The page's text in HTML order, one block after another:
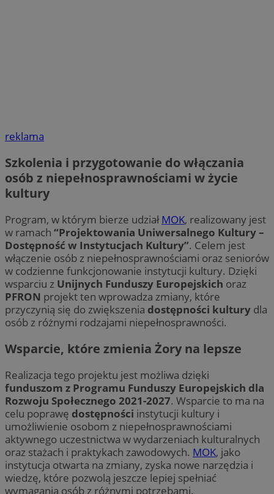
reklama
Szkolenia i przygotowanie do włączania
osób z niepełnosprawnościami w życie
kultury
Program, w którym bierze udziałMOK, realizowany jest
w ramach “Projektowania Uniwersalnego Kultury –
Dostępność w Instytucjach Kultury”. Celem jest
włączenie osób z niepełnosprawnościami oraz seniorów
w codzienne funkcjonowanie instytucji kultury. Dzięki
wsparciu z Unijnych Funduszy Europejskich oraz
PFRON projekt ten wprowadza zmiany, które
przyczynią się do zwiększenia dostępności kultury dla
osób z różnymi rodzajami niepełnosprawności.
Wsparcie, które zmienia Żory na lepsze
Realizacja tego projektu jest możliwa dzięki
funduszom z Programu Funduszy Europejskich dla
Rozwoju Społecznego 2021-2027. Wsparcie to ma na
celu poprawę dostępności instytucji kultury i
umożliwienie osobom z niepełnosprawnościami
aktywnego uczestnictwa w wydarzeniach kulturalnych
oraz stażach i praktykach zawodowych. MOK, jako
instytucja otwarta na zmiany, zyska nowe narzędzia i
wiedzę, które pozwolą jeszcze lepiej spełniać
wymagania osób z różnymi potrzebami.